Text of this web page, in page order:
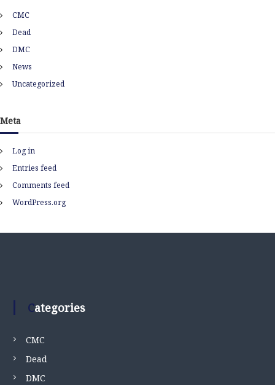
e
s
CMC
Dead
DMC
News
Uncategorized
Meta
Log in
Entries feed
Comments feed
WordPress.org
Categories
CMC
Dead
DMC